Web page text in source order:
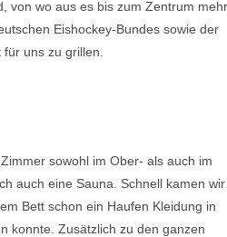
von wo aus es bis zum Zentrum mehr
Eishockey-Bundes sowie der
uns zu grillen.
sowohl im Ober- als auch im
auch eine Sauna. Schnell kamen wir
Bett schon ein Haufen Kleidung in
konnte. Zusätzlich zu den ganzen